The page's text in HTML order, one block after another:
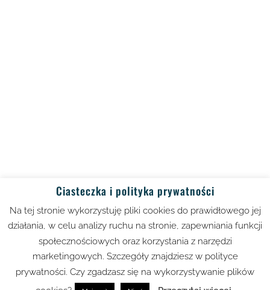
Copyright 2019-2024 Strefa Harmonii. Wszelkie
prawa zastrzeżone ||Polityka prywatności||
Zastrzeżenia prawne||Polityka ochrony danych
Ciasteczka i polityka prywatności
Na tej stronie wykorzystuję pliki cookies do prawidłowego jej
działania, w celu analizy ruchu na stronie, zapewniania funkcji
społecznościowych oraz korzystania z narzędzi
marketingowych. Szczegóły znajdziesz w polityce
prywatności. Czy zgadzasz się na wykorzystywanie plików